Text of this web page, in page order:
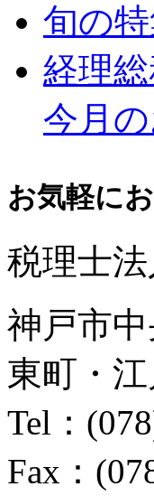
旬の
経理
今月
お気軽に
税理士
神戸市
東町・
Tel：
Fax：